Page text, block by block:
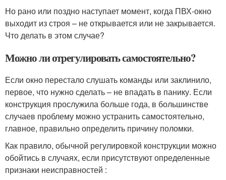
Но рано или поздно наступает момент, когда ПВХ-окно
выходит из строя – не открывается или не закрывается.
Что делать в этом случае?
Можно ли отрегулировать самостоятельно?
Если окно перестало слушать команды или заклинило,
первое, что нужно сделать – не впадать в панику. Если
конструкция прослужила больше года, в большинстве
случаев проблему можно устранить самостоятельно,
главное, правильно определить причину поломки.
Как правило, обычной регулировкой конструкции можно
обойтись в случаях, если присутствуют определенные
признаки неисправностей :